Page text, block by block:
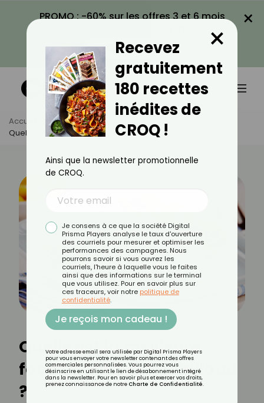
PROMO : -60% sur les offres 3 et 6 mois
VOIR LA PROMO
×
Accueil Actus
Alimentation
Quelle Est La Meilleure Façon De Cuire Le Cabillaud ?
Quelle est la meilleure
façon de cuire le cabillaud
?
Recevez
gratuitement
180 recettes
inédites de
CROQ !
×
Ainsi que la newsletter promotionnelle
de CROQ.
Je consens à ce que la société Digital
Prisma Players analyse le taux d'ouverture
des courriels pour mesurer et optimiser les
performances des campagnes. Nous
pourrons savoir si vous ouvrez les
courriels, l'heure à laquelle vous le faites
ainsi que des informations sur le terminal
que vous utilisez. Pour en savoir plus sur
ces traceurs, voir notre politique de
confidentialité.
Je reçois mon cadeau !
Votre adresse email sera utilisée par Digital Prisma Players
pour vous envoyer votre newsletter contenant des offres
commerciales personnalisées. Vous pourrez vous
désinscrire en utilisant le lien de désabonnement intégré
dans la newsletter. Pour en savoir plus et exercer vos droits,
prenez connaissance de notre Charte de Confidentialité.